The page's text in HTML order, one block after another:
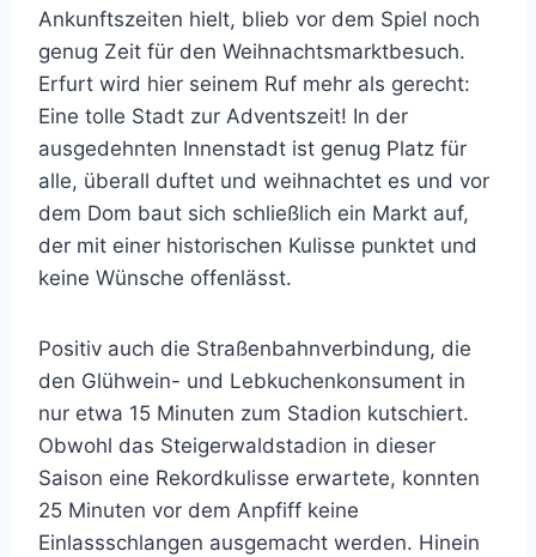
Ankunftszeiten hielt, blieb vor dem Spiel noch
genug Zeit für den Weihnachtsmarktbesuch.
Erfurt wird hier seinem Ruf mehr als gerecht:
Eine tolle Stadt zur Adventszeit! In der
ausgedehnten Innenstadt ist genug Platz für
alle, überall duftet und weihnachtet es und vor
dem Dom baut sich schließlich ein Markt auf,
der mit einer historischen Kulisse punktet und
keine Wünsche offenlässt.
Positiv auch die Straßenbahnverbindung, die
den Glühwein- und Lebkuchenkonsument in
nur etwa 15 Minuten zum Stadion kutschiert.
Obwohl das Steigerwaldstadion in dieser
Saison eine Rekordkulisse erwartete, konnten
25 Minuten vor dem Anpfiff keine
Einlassschlangen ausgemacht werden. Hinein